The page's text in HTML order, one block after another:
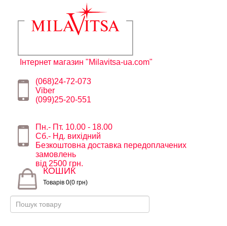
Інтернет магазин "Milavitsa-ua.com"
(068)24-72-073
Viber
(099)25-20-551
Пн.- Пт. 10.00 - 18.00
Сб.- Нд. вихідний
Безкоштовна доставка передоплачених
замовлень
від 2500 грн.
КОШИК
Товарів 0(0 грн)